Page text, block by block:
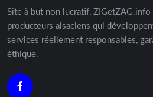
Site à but non lucratif, ZIGetZAG.info
producteurs alsaciens qui
services réellement responsables,
éthique.